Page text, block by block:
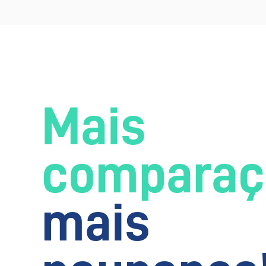
Mais
mais